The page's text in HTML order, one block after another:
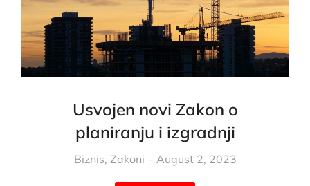
Usvojen novi Zakon o
planiranju i izgradnji
Biznis, Zakoni August 2, 2023